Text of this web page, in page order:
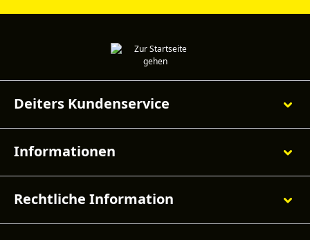
Deiters Kundenservice
Informationen
Rechtliche Information